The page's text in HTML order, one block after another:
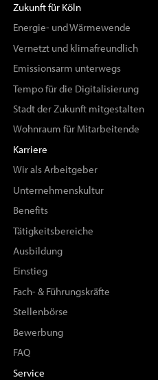
Zukunft für Köln
Energie- und Wärmewende
Vernetzt und klimafreundlich
Emissionsarm unterwegs
Tempo für die Digitalisierung
Stadt der Zukunft mitgestalten
Wohnraum für Mitarbeitende
Karriere
Wir als Arbeitgeber
Unternehmenskultur
Benefits
Tätigkeitsbereiche
Ausbildung
Einstieg
Fach- & Führungskräfte
Stellenbörse
Bewerbung
FAQ
Service